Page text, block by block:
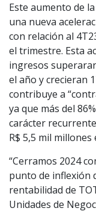
Este aumento de
una nueva
con relación al
el trimestre. Esta
ingresos
el año y crecieran
contribuye a
ya que más del
carácter
R$ 5,5 mil millones
“Cerramos 2024
punto de inflexión
rentabilidad de
Unidades de